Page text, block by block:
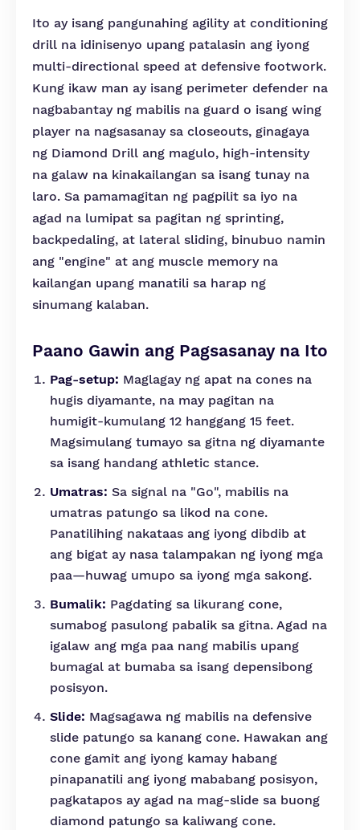
Ito ay isang pangunahing agility at conditioning
drill na idinisenyo upang patalasin ang iyong
multi-directional speed at defensive footwork.
Kung ikaw man ay isang perimeter defender na
nagbabantay ng mabilis na guard o isang wing
player na nagsasanay sa closeouts, ginagaya
ng Diamond Drill ang magulo, high-intensity
na galaw na kinakailangan sa isang tunay na
laro. Sa pamamagitan ng pagpilit sa iyo na
agad na lumipat sa pagitan ng sprinting,
backpedaling, at lateral sliding, binubuo namin
ang "engine" at ang muscle memory na
kailangan upang manatili sa harap ng
sinumang kalaban.
Paano Gawin ang Pagsasanay na Ito
Pag-setup: Maglagay ng apat na cones na
hugis diyamante, na may pagitan na
humigit-kumulang 12 hanggang 15 feet.
Magsimulang tumayo sa gitna ng diyamante
sa isang handang athletic stance.
Umatras: Sa signal na "Go", mabilis na
umatras patungo sa likod na cone.
Panatilihing nakataas ang iyong dibdib at
ang bigat ay nasa talampakan ng iyong mga
paa—huwag umupo sa iyong mga sakong.
Bumalik: Pagdating sa likurang cone,
sumabog pasulong pabalik sa gitna. Agad na
igalaw ang mga paa nang mabilis upang
bumagal at bumaba sa isang depensibong
posisyon.
Slide: Magsagawa ng mabilis na defensive
slide patungo sa kanang cone. Hawakan ang
cone gamit ang iyong kamay habang
pinapanatili ang iyong mababang posisyon,
pagkatapos ay agad na mag-slide sa buong
diamond patungo sa kaliwang cone.